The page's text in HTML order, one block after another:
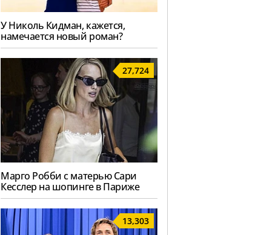
У Николь Кидман, кажется,
намечается новый роман?
27,724
Марго Робби с матерью Сари
Кесслер на шопинге в Париже
13,303